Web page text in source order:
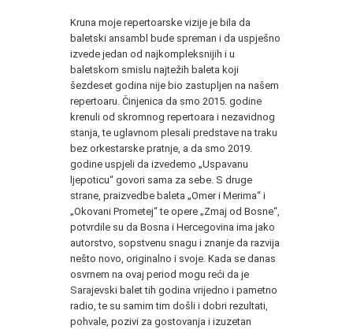
Kruna moje repertoarske vizije je bila da
baletski ansambl bude spreman i da uspješno
izvede jedan od najkompleksnijih i u
baletskom smislu najtežih baleta koji
šezdeset godina nije bio zastupljen na našem
repertoaru. Činjenica da smo 2015. godine
krenuli od skromnog repertoara i nezavidnog
stanja, te uglavnom plesali predstave na traku
bez orkestarske pratnje, a da smo 2019.
godine uspjeli da izvedemo „Uspavanu
ljepoticu“ govori sama za sebe. S druge
strane, praizvedbe baleta „Omer i Merima“ i
„Okovani Prometej“ te opere „Zmaj od Bosne“,
potvrdile su da Bosna i Hercegovina ima jako
autorstvo, sopstvenu snagu i znanje da razvija
nešto novo, originalno i svoje. Kada se danas
osvrnem na ovaj period mogu reći da je
Sarajevski balet tih godina vrijedno i pametno
radio, te su samim tim došli i dobri rezultati,
pohvale, pozivi za gostovanja i izuzetan